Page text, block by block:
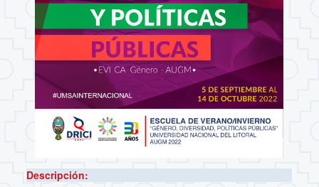
Descripción: